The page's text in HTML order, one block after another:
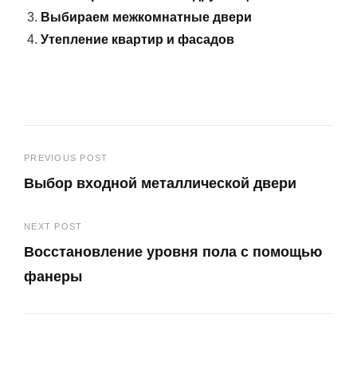
Выбираем межкомнатные двери
Утепление квартир и фасадов
Навигация
по
записям
PREVIOUS POST
Выбор входной металлической двери
Post
NEXT POST
Восстановление уровня пола с помощью
фанеры